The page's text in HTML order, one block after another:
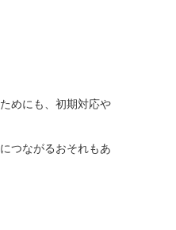
めにも、初期対応や
つながるおそれもあ